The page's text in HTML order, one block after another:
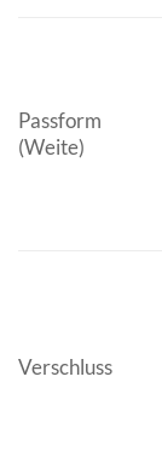
Passform
(Weite)
Verschluss